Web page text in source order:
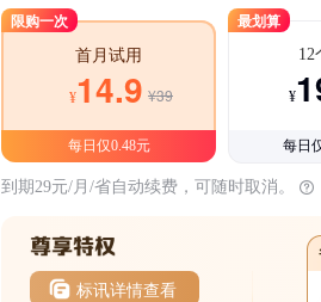
限购一次
首月试用
¥14.9 ¥39
每日仅0.48元
最划算
12
¥
每日
到期29元/月/省自动续费，可随时取消。
标讯详情查看